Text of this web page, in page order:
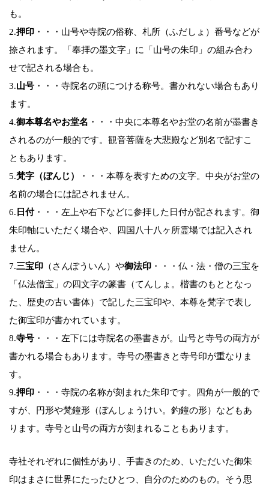
も。
2.押印 ・・・山号や寺院の俗称、札所（ふだしょ）番号などが
捺されます。「奉拝の墨文字」に「山号の朱印」の組み合わ
せで記される場合も。
3.山号 ・・・寺院名の頭につける称号。書かれない場合もあり
ます。
4.御本尊名やお堂名 ・・・中央に本尊名やお堂の名前が墨書き
されるのが一般的です。観音菩薩を大悲殿など別名で記すこ
ともあります。
5.梵字（ぼんじ）
・・・本尊を表すための文字。中央がお堂の
名前の場合には記されません。
6. 日付・・・左上や右下などに参拝した日付が記されます。御
朱印軸にいただく場合や、四国八十八ヶ所霊場では記入され
ません。
7.三宝印 （さんぽういん）や御法印 ・・・仏・法・僧の三宝を
「仏法僧宝」の四文字の篆書（てんしょ。楷書のもととなっ
た、歴史の古い書体）で記した三宝印や、本尊を梵字で表し
た御宝印が書かれています。
8.寺号 ・・・左下には寺院名の墨書きが。山号と寺号の両方が
書かれる場合もあります。寺号の墨書きと寺号印が重なりま
す。
9.押印 ・・・寺院の名称が刻まれた朱印です。四角が一般的で
すが、円形や梵鐘形（ぼんしょうけい。釣鐘の形）などもあ
ります。寺号と山号の両方が刻まれることもあります。
寺社それぞれに個性があり、手書きのため、いただいた御朱
印はまさに世界にたったひとつ、自分のためのもの。そう思